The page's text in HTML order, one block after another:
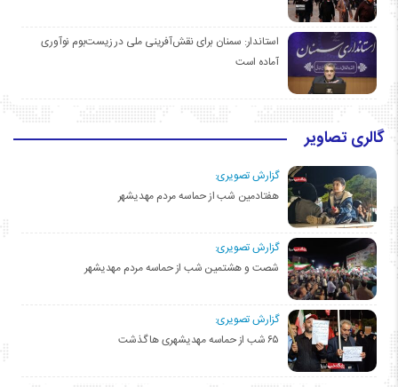
استاندار: سمنان برای نقش‌آفرینی ملی در زیست‌بوم نوآوری
آماده است
گالری تصاویر
گزارش تصویری:
هفتادمین شب از حماسه مردم مهدیشهر
گزارش تصویری:
شصت و هشتمین شب از حماسه مردم مهدیشهر
گزارش تصویری:
۶۵ شب از حماسه مهدیشهری ها گذشت